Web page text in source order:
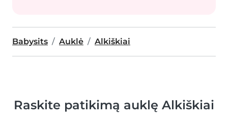
Babysits Auklė Alkiškiai
Raskite patikimą auklę Alkiškiai